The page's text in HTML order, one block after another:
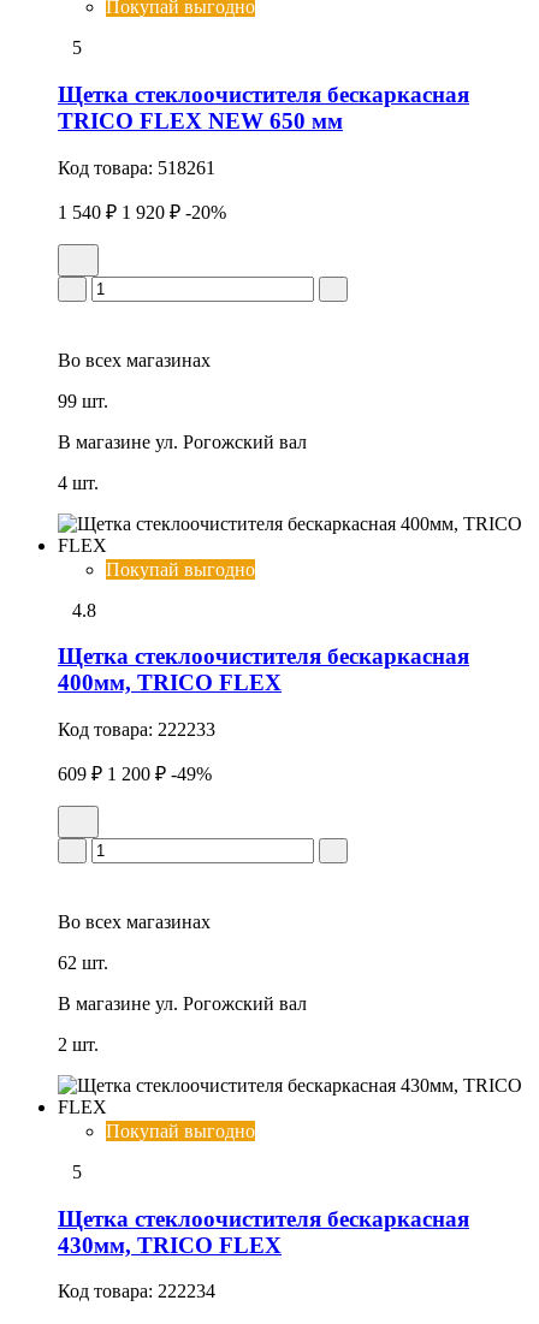
Покупай выгодно
5
Щетка стеклоочистителя бескаркасная
TRICO FLEX NEW 650 мм
Код товара: 518261
1 540 ₽ 1 920 ₽ -20%
Во всех магазинах
99 шт.
В магазине ул. Рогожский вал
4 шт.
Покупай выгодно
4.8
Щетка стеклоочистителя бескаркасная
400мм, TRICO FLEX
Код товара: 222233
609 ₽ 1 200 ₽ -49%
Во всех магазинах
62 шт.
В магазине ул. Рогожский вал
2 шт.
Покупай выгодно
5
Щетка стеклоочистителя бескаркасная
430мм, TRICO FLEX
Код товара: 222234